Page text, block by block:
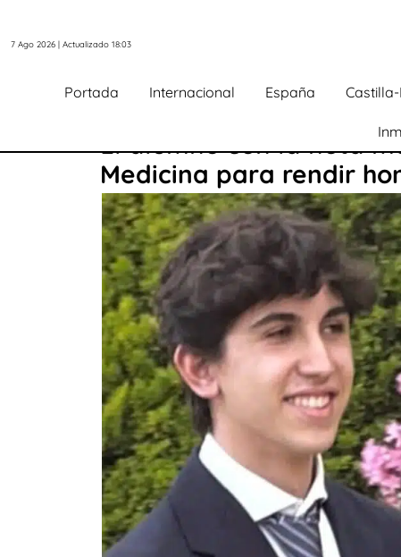
7 Ago 2026 | Actualizado 18:03
Portada Internacional España
El alumno con la nota
Medicina para rendir